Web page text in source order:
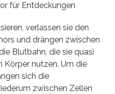
für Entdeckungen
verlassen sie den
und drängen zwischen
Blutbahn, die sie quasi
Körper nutzen. Um die
sich die
zwischen Zellen